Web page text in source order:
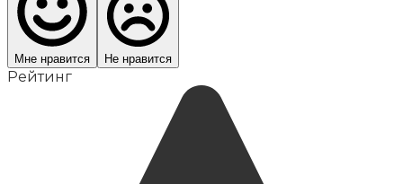
Мне нравится Не нравится
Рейтинг